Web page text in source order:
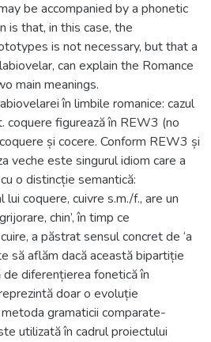
be accompanied by a phonetic
is that, in this case, the
is not necessary, but that a
can explain the Romance
main meanings.
în limbile romanice: cazul
coquere figurează în REW3 (no
și cocere. Conform REW3 și
veche este singurul idiom care a
o distincție semantică:
coquere, cuivre s.m./f., are un
chin’, în timp ce
a păstrat sensul concret de ‘a
să aflăm dacă această bipartiție
diferențierea fonetică în
doar o evoluție
gramaticii comparate-
utilizată în cadrul proiectului